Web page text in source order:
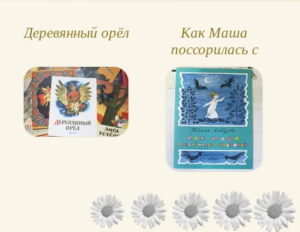
Деревянный орёл
Как Маша
поссорилась с
подушкой